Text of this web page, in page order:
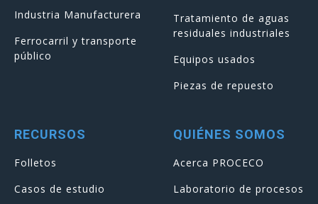
Industria Manufacturera
Ferrocarril y transporte
público
Tratamiento de aguas
residuales industriales
Equipos usados
Piezas de repuesto
RECURSOS
Folletos
Casos de estudio
QUIÉNES SOMOS
Acerca PROCECO
Laboratorio de procesos